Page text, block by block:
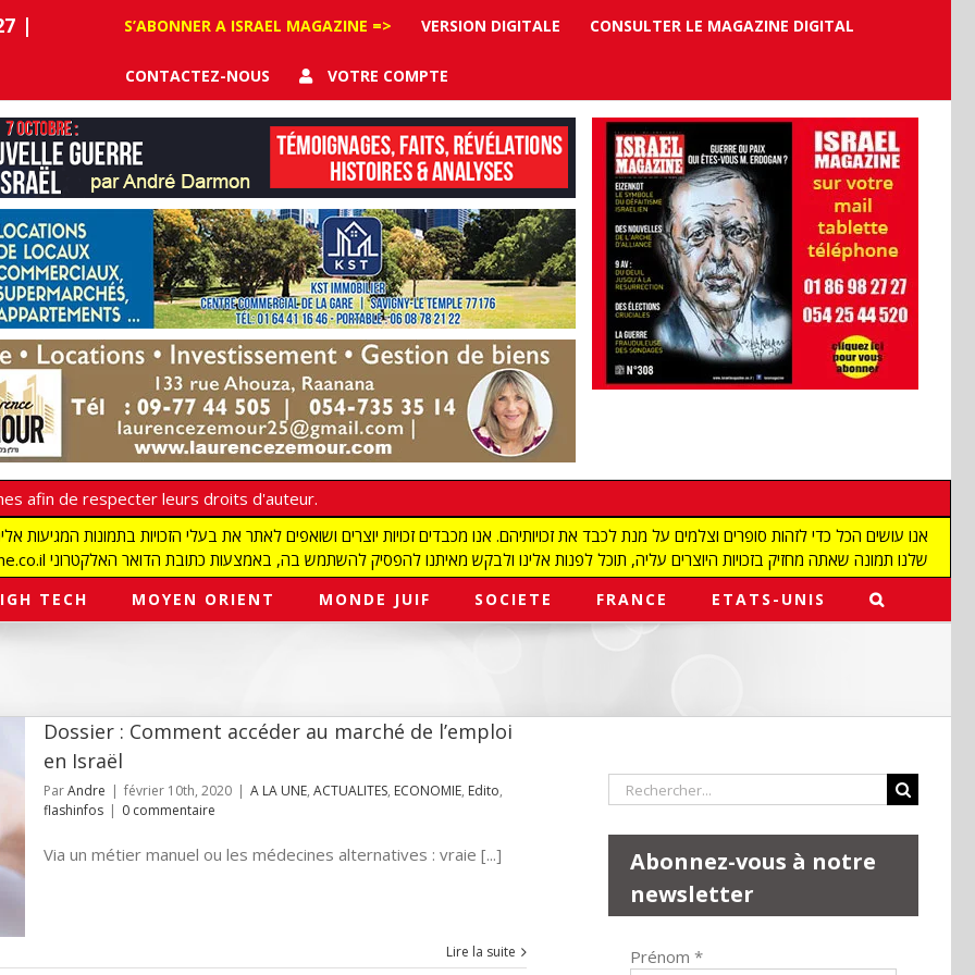
|
S’ABONNER A ISRAEL MAGAZINE => VERSION DIGITALE CONSULTER LE MAGAZINE DIGITAL
CONTACTEZ-NOUS VOTRE COMPTE
afin de respecter leurs droits d'auteur.
redaction@israelmagazine.co.il שלנו תמונה שאתה מחזיק בזכויות היוצרים עליה, תוכל לפנות אלינו ולבקש מאיתנו להפסיק להשתמש בה, באמצעות כתובת הדואר האלקטרוני
TECH MOYEN ORIENT MONDE JUIF SOCIETE FRANCE ETATS-UNIS
Dossier : Comment accéder au marché de l’emploi
en Israël
ParAndre | février 10th, 2020 | A LA UNE, ACTUALITES, ECONOMIE, Edito,
flashinfos | 0 commentaire
Via un métier manuel ou les médecines alternatives : vraie [...]
Lire la suite
Rechercher:
Abonnez-vous à notre
newsletter
Prénom *